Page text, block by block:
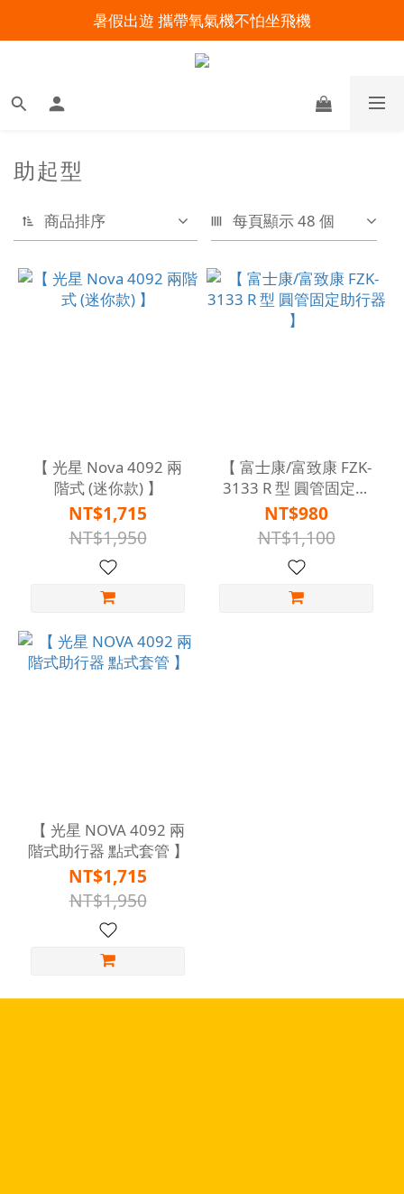
明陽來村全館免運優惠中
暑假出遊 攜帶氧氣機不怕坐飛機
明陽來村全館免運優惠中
助起型
商品排序 每頁顯示 48 個
【 光星 Nova 4092 兩
階式 (迷你款) 】
NT$1,715
NT$1,950
【 富士康/富致康 FZK-
3133 R 型 圓管固定助
行器 】
NT$980
NT$1,100
【 光星 NOVA 4092 兩
階式助行器 點式套管 】
NT$1,715
NT$1,950